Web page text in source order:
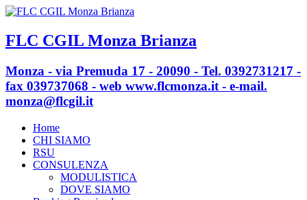
FLC CGIL Monza Brianza
Monza - via Premuda 17 - 20090 - Tel. 0392731217 -
fax 039737068 - web www.flcmonza.it - e-mail.
monza@flcgil.it
Home
CHI SIAMO
RSU
CONSULENZA
MODULISTICA
DOVE SIAMO